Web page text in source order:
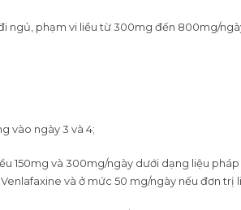
ngủ, phạm vi liều từ 300mg đến 800mg/
vào ngày 3 và 4;
150mg và 300mg/ngày dưới dạng liệu
và ở mức 50 mg/ngày nếu đơn trị